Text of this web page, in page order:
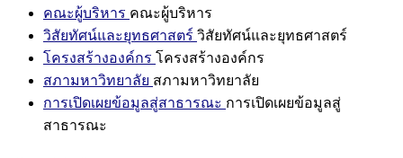
คณะผู้บริหาร คณะผู้บริหาร
วิสัยทัศน์และยุทธศาสตร์ วิสัยทัศน์และยุทธศาสตร์
โครงสร้างองค์กร โครงสร้างองค์กร
สภามหาวิทยาลัย สภามหาวิทยาลัย
การเปิดเผยข้อมูลสู่สาธารณะ การเปิดเผยข้อมูลสู่
สาธารณะ